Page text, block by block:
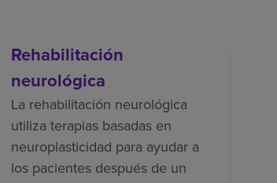
Rehabilitación
neurológica
La rehabilitación neurológica
utiliza terapias basadas en
neuroplasticidad para ayudar a
los pacientes después de un